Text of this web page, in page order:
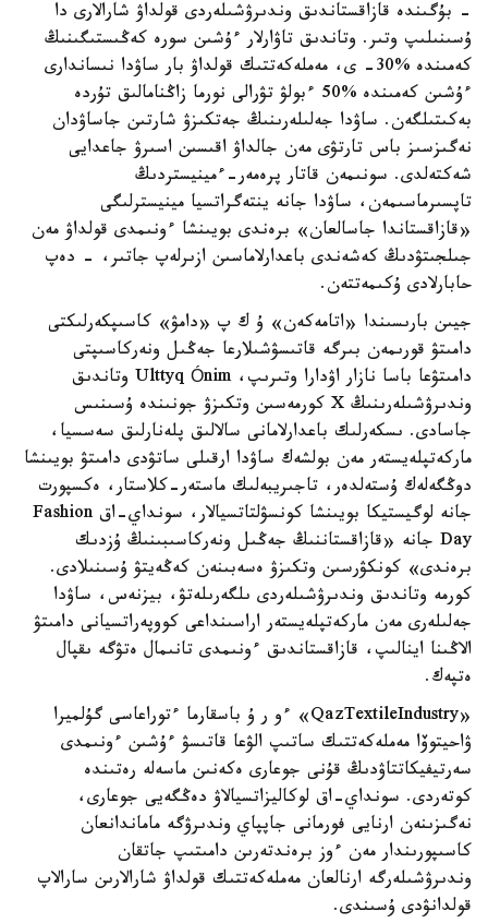
- بۇگىندە قازاقستاندىق وندىرۋشىلەردى قولداۋ شارالارى دا
ۇسىنىلىپ وتىر. وتاندىق تاۋارلار ءۇشىن سورە كەڭىستىگىنىڭ
كەمىندە %30- ى، مەملەكەتتىك قولداۋ بار ساۋدا نىساندارى
ءۇشىن كەمىندە %50 ءبولۋ تۋرالى نورما زاڭنامالىق تۇردە
بەكىتىلگەن. ساۋدا جەلىلەرىنىڭ جەتكىزۋ شارتىن جاساۋدان
نەگىزسىز باس تارتۋى مەن جالداۋ اقىسىن اسىرۋ جاعدايى
شەكتەلدى. سونىمەن قاتار پرەمەر-ءمينيستردىڭ
تاپسىرماسىمەن، ساۋدا جانە ينتەگراتسيا مينيسترلىگى
«قازاقستاندا جاسالعان» برەندى بويىنشا ءونىمدى قولداۋ مەن
جىلجىتۋدىڭ كەشەندى باعدارلاماسىن ازىرلەپ جاتىر، - دەپ
حابارلادى ۇكىمەتتەن.
جيىن بارىسىندا «اتامەكەن» ۇ ك پ «دامۋ» كاسىپكەرلىكتى
دامىتۋ قورىمەن بىرگە قاتىسۋشىلارعا جەڭىل ونەركاسىپتى
دامىتۋعا باسا نازار اۋدارا وتىرىپ، Ulttyq Ónim وتاندىق
وندىرۋشىلەرىنىڭ X كورمەسىن وتكىزۋ جونىندە ۇسىنىس
جاسادى. ىسكەرلىك باعدارلامانى سالالىق پلەنارلىق سەسسيا،
ماركەتپلەيستەر مەن بولشەك ساۋدا ارقىلى ساتۋدى دامىتۋ بويىنشا
دوڭگەلەك ۇستەلدەر، تاجىريبەلىك ماستەر-كلاستار، ەكسپورت
جانە لوگيستيكا بويىنشا كونسۋلتاتسيالار، سونداي-اق Fashion
Day جانە «قازاقستاننىڭ جەڭىل ونەركاسىبىنىڭ ۇزدىك
برەندى» كونكۋرسىن وتكىزۋ ەسەبىنەن كەڭەيتۋ ۇسىنىلادى.
كورمە وتاندىق وندىرۋشىلەردى ىلگەرىلەتۋ، بيزنەس، ساۋدا
جەلىلەرى مەن ماركەتپلەيستەر اراسىنداعى كووپەراتسيانى دامىتۋ
الاڭىنا اينالىپ، قازاقستاندىق ءونىمدى تانىمال ەتۋگە ىقپال
ەتپەك.
«QazTextileIndustry» ءو ر ۇ باسقارما ءتوراعاسى گۇلميرا
ۋاحيتوۆا مەملەكەتتىك ساتىپ الۋعا قاتىسۋ ءۇشىن ءونىمدى
سەرتيفيكاتتاۋدىڭ قۇنى جوعارى ەكەنىن ماسەلە رەتىندە
كوتەردى. سونداي-اق لوكاليزاتسيالاۋ دەڭگەيى جوعارى،
نەگىزىنەن ارنايى فورمانى جاپپاي وندىرۋگە ماماندانعان
كاسىپورىندار مەن ءوز برەندتەرىن دامىتىپ جاتقان
وندىرۋشىلەرگە ارنالعان مەملەكەتتىك قولداۋ شارالارىن سارالاپ
قولدانۋدى ۇسىندى.